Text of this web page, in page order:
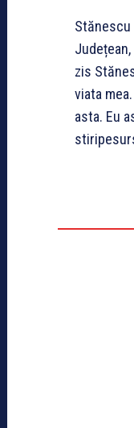
Stănescu
Județean,
zis
viata
asta. Eu